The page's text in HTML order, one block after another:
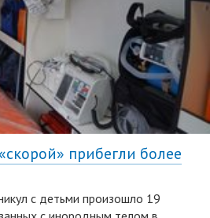
прибегли более
с детьми произошло 19